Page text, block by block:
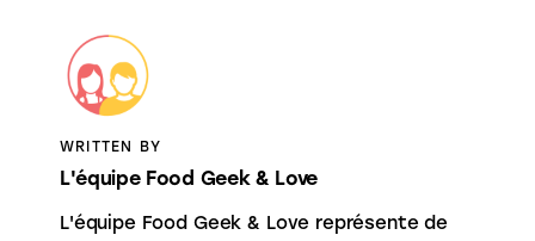
WRITTEN BY
L'équipe Food Geek & Love
L'équipe Food Geek & Love représente de